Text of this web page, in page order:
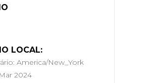
LOCAL:
America/New_York
2024